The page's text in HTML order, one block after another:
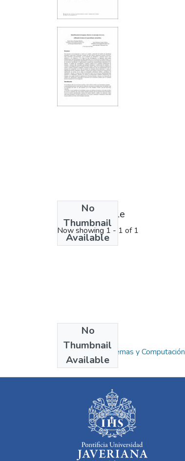
No
Thumbnail
Available
License bundle
Now showing 1 - 1 of 1
No
Thumbnail
Available
Collections
Ingeniería de Sistemas y Computación